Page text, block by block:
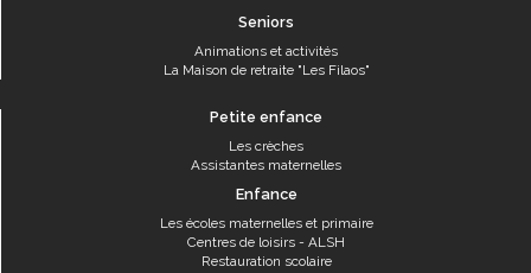
Seniors
Animations et activités
La Maison de retraite "Les Filaos"
Petite enfance
Les crèches
Assistantes maternelles
Enfance
Les écoles maternelles et primaire
Centres de loisirs - ALSH
Restauration scolaire